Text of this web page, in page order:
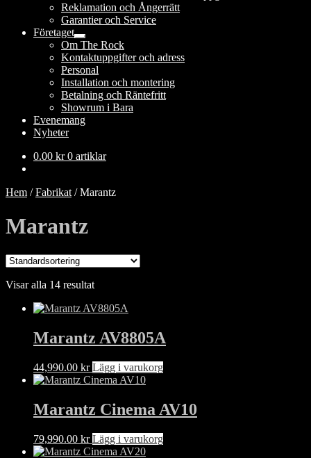
Reklamation och Ångerrätt
Garantier och Service
Företaget
Expandera
undermeny
Om The Rock
Kontaktuppgifter och adress
Personal
Installation och montering
Betalning och Räntefritt
Showrum i Bara
Evenemang
Nyheter
0.00 kr 0 artiklar
Hem /Fabrikat /Marantz
Marantz
Visar alla 14 resultat
Marantz AV8805A
44,990.00 kr Lägg i varukorg
Marantz Cinema AV10
79,990.00 kr Lägg i varukorg